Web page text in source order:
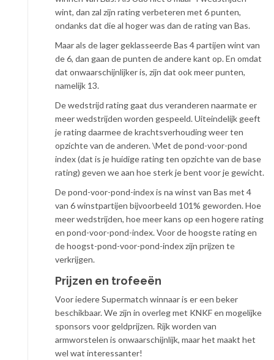
wint, dan zal zijn rating verbeteren met 6 punten,
ondanks dat die al hoger was dan de rating van Bas.
Maar als de lager geklasseerde Bas 4 partijen wint van
de 6, dan gaan de punten de andere kant op. En omdat
dat onwaarschijnlijker is, zijn dat ook meer punten,
namelijk 13.
De wedstrijd rating gaat dus veranderen naarmate er
meer wedstrijden worden gespeeld. Uiteindelijk geeft
je rating daarmee de krachtsverhouding weer ten
opzichte van de anderen. \Met de pond-voor-pond
index (dat is je huidige rating ten opzichte van de base
rating) geven we aan hoe sterk je bent voor je gewicht.
De pond-voor-pond-index is na winst van Bas met 4
van 6 winstpartijen bijvoorbeeld 101% geworden. Hoe
meer wedstrijden, hoe meer kans op een hogere rating
en pond-voor-pond-index. Voor de hoogste rating en
de hoogst-pond-voor-pond-index zijn prijzen te
verkrijgen.
Prijzen en trofeeën
Voor iedere Supermatch winnaar is er een beker
beschikbaar. We zijn in overleg met KNKF en mogelijke
sponsors voor geldprijzen. Rijk worden van
armworstelen is onwaarschijnlijk, maar het maakt het
wel wat interessanter!